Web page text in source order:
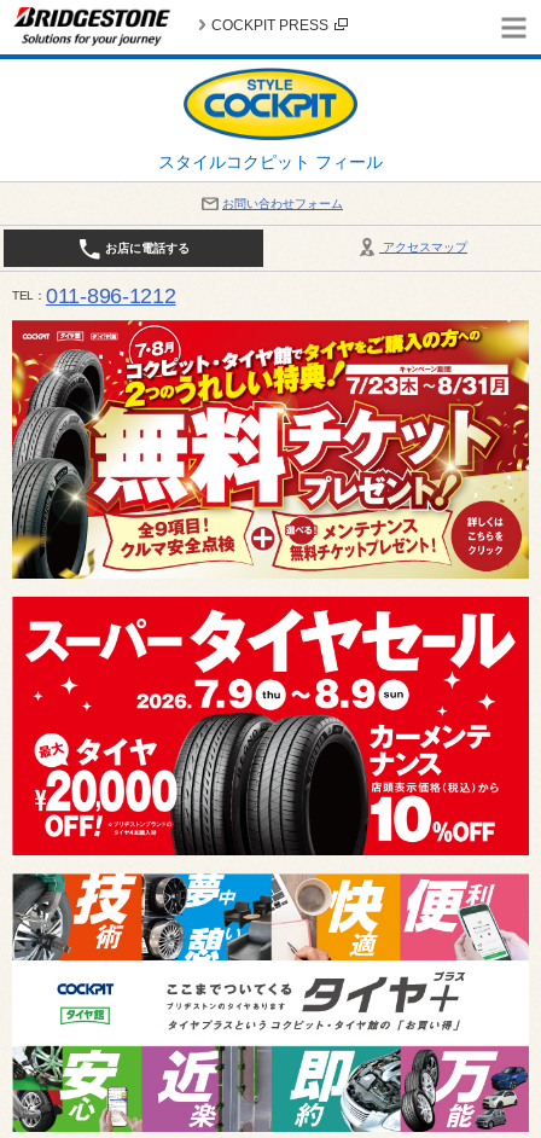
スタイルコクピット フィール
COCKPIT PRESS
お問い合わせフォーム
アクセスマップ
お店に電話する
TEL 011-896-1212
平日・日・祝日：作業受付10:00～17:30 、商談受付は10:00～18:00 まで 営業時間は10:00～
受け出来ない場合がございます。店舗までお問い合わせください。電話も込み合うことが予想さ
日：2026年8月の定休日 毎週 火曜日と水曜日 8月10日(月曜日) から 8月14日(金曜